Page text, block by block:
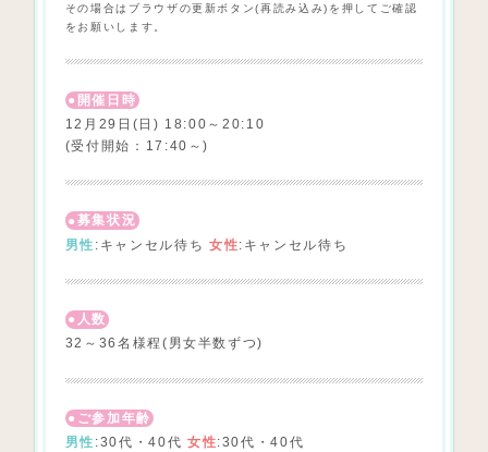
その場合はブラウザの更新ボタン(再読み込み)を押してご確認
をお願いします。
開催日時
12月29日(日) 18:00～20:10
(受付開始：17:40～)
募集状況
男性 :キャンセル待ち 女性:キャンセル待ち
人数
32～36名様程(男女半数ずつ)
ご参加年齢
男性 :30代・40代 女性:30代・40代